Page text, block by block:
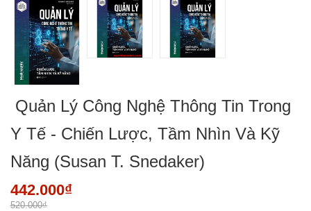
Quản Lý Công Nghệ Thông Tin Trong
Y Tế - Chiến Lược, Tầm Nhìn Và Kỹ
Năng (Susan T. Snedaker)
442.000₫
520.000₫